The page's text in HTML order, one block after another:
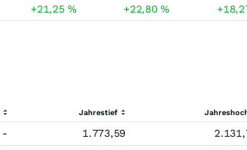
+21,25% +22,80%
Jahrestief
- 1.773,59